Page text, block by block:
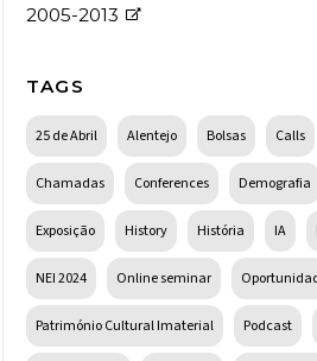
2005-2013
TAGS
25 de Abril Alentejo Bolsas Calls
Chamadas Conferences Demografia
Exposição History História IA
NEI 2024 Online seminar
Património Cultural Imaterial Podcast